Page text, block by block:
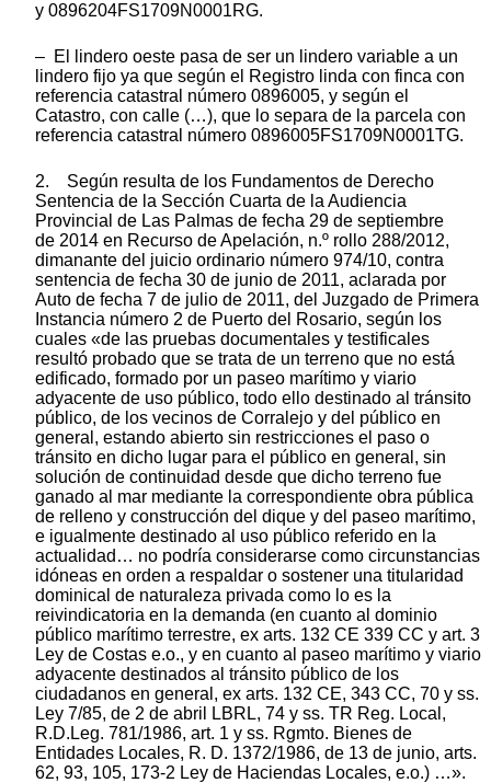
y 0896204FS1709N0001RG.
– El lindero oeste pasa de ser un lindero variable a un
lindero fijo ya que según el Registro linda con finca con
referencia catastral número 0896005, y según el
Catastro, con calle (…), que lo separa de la parcela con
referencia catastral número 0896005FS1709N0001TG.
2. Según resulta de los Fundamentos de Derecho
Sentencia de la Sección Cuarta de la Audiencia
Provincial de Las Palmas de fecha 29 de septiembre
de 2014 en Recurso de Apelación, n.º rollo 288/2012,
dimanante del juicio ordinario número 974/10, contra
sentencia de fecha 30 de junio de 2011, aclarada por
Auto de fecha 7 de julio de 2011, del Juzgado de Primera
Instancia número 2 de Puerto del Rosario, según los
cuales «de las pruebas documentales y testificales
resultó probado que se trata de un terreno que no está
edificado, formado por un paseo marítimo y viario
adyacente de uso público, todo ello destinado al tránsito
público, de los vecinos de Corralejo y del público en
general, estando abierto sin restricciones el paso o
tránsito en dicho lugar para el público en general, sin
solución de continuidad desde que dicho terreno fue
ganado al mar mediante la correspondiente obra pública
de relleno y construcción del dique y del paseo marítimo,
e igualmente destinado al uso público referido en la
actualidad… no podría considerarse como circunstancias
idóneas en orden a respaldar o sostener una titularidad
dominical de naturaleza privada como lo es la
reivindicatoria en la demanda (en cuanto al dominio
público marítimo terrestre, ex arts. 132 CE 339 CC y art. 3
Ley de Costas e.o., y en cuanto al paseo marítimo y viario
adyacente destinados al tránsito público de los
ciudadanos en general, ex arts. 132 CE, 343 CC, 70 y ss.
Ley 7/85, de 2 de abril LBRL, 74 y ss. TR Reg. Local,
R.D.Leg. 781/1986, art. 1 y ss. Rgmto. Bienes de
Entidades Locales, R. D. 1372/1986, de 13 de junio, arts.
62, 93, 105, 173-2 Ley de Haciendas Locales, e.o.) …».